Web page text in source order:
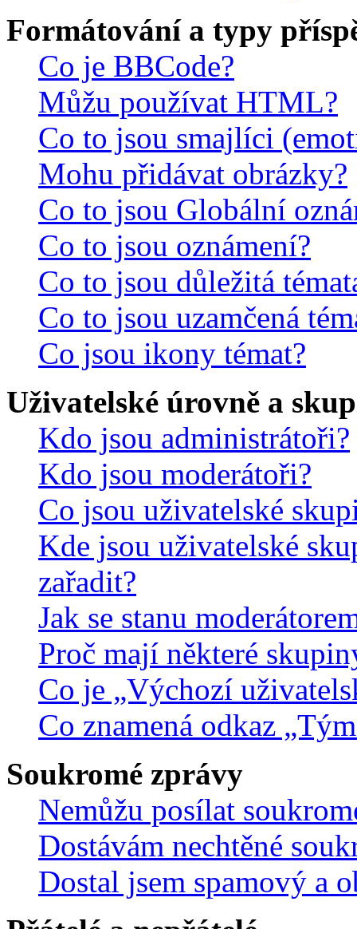
Formátování a typy
Co je BBCode?
Můžu používat HTML?
Co to jsou smajlíci
Mohu přidávat obrázky?
Co to jsou Globální
Co to jsou oznámení?
Co to jsou důležitá
Co to jsou uzamčená
Co jsou ikony témat?
Uživatelské úrovně a
Kdo jsou administrátoři?
Kdo jsou moderátoři?
Co jsou uživatelské
Kde jsou uživatelské
zařadit?
Jak se stanu
Proč mají některé
Co je „Výchozí
Co znamená odkaz
Soukromé zprávy
Nemůžu posílat
Dostávám nechtěné
Dostal jsem spamový a